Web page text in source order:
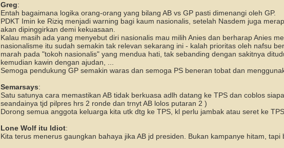
Greg:
Entah bagaimana logika orang-orang yang bilang AB vs GP pasti dimenangi oleh GP.
PDKT Imin ke Riziq menjadi warning bagi kaum nasionalis, setelah Nasdem juga
akan dipinggirkan demi kekuasaan.
Kalau masih ada yang menyebut diri nasionalis mau milih Anies dan berharap Anies
nasionalisme itu sudah semakin tak relevan sekarang ini - kalah prioritas oleh nafsu
marah pada "tokoh nasionalis" yang mendua hati, tak sebanding dengan sakitnya
kemudian kawin dengan ajudan, ...
Semoga pendukung GP semakin waras dan semoga PS beneran tobat dan
Semarsays:
Satu satunya cara memastikan AB tidak berkuasa adlh datang ke TPS dan coblos
seandainya tjd pilpres hrs 2 ronde dan trnyt AB lolos putaran 2 )
Dorong semua anggota keluarga kita utk dtg ke TPS, kl perlu jambak atau seret ke
Lone Wolf itu Idiot:
Kita terus menerus gaungkan bahaya jika AB jd presiden. Bukan kampanye hitam, tapi